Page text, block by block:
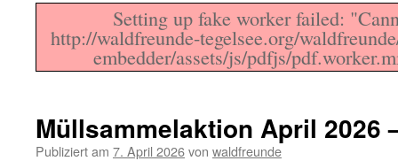
Setting up fake worker failed:
http://waldfreunde-tegelsee.org/
embedder/assets/js/pdfjs/
Müllsammelaktion April 2026
Publiziert am 7. April 2026von waldfreunde